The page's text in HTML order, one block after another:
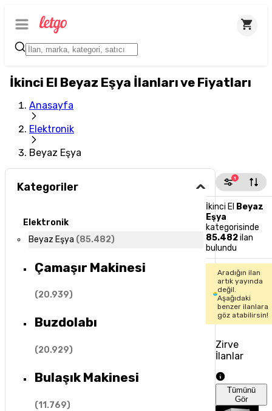
İkinci El Beyaz Eşya İlanları ve Fiyatları
Anasayfa
Elektronik
Beyaz Eşya
Kategoriler
Elektronik
Beyaz Eşya (85.482)
Çamaşır Makinesi
(20.939)
Buzdolabı
(20.929)
Bulaşık Makinesi
(11.769)
1
İkinci El Beyaz
Eşya
kategorisinde
85.482ilan
bulundu
Aradığın ilan
artık yayında
değil.
Aşağıdaki
benzer ilanlara
göz atabilirsin!
Zirve
İlanlar
Tümünü
Gör